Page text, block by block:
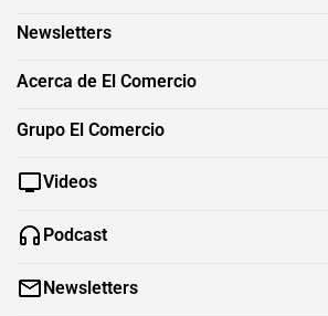
Newsletters
Acerca de El Comercio
Grupo El Comercio
Videos
Podcast
Newsletters